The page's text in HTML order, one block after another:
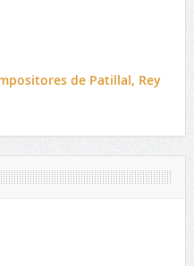
de Patillal, Rey